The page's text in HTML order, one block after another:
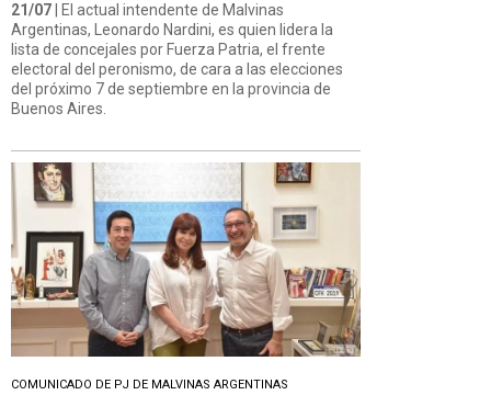
21/07 | El actual intendente de Malvinas
Argentinas, Leonardo Nardini, es quien lidera la
lista de concejales por Fuerza Patria, el frente
electoral del peronismo, de cara a las elecciones
del próximo 7 de septiembre en la provincia de
Buenos Aires.
COMUNICADO DE PJ DE MALVINAS ARGENTINAS